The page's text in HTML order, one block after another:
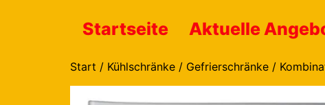
Startseite Aktuelle
Start / Kühlschränke / Gefrierschränke /